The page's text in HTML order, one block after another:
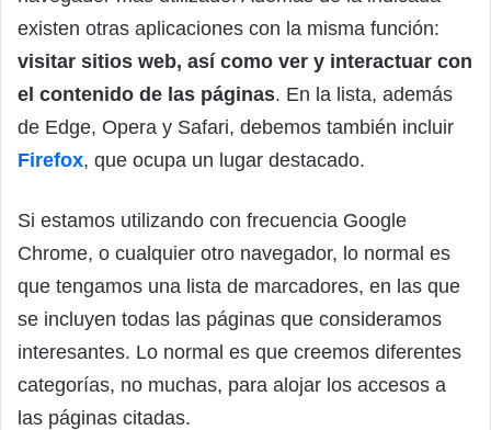
existen otras aplicaciones con la misma función:
visitar sitios web, así como ver y interactuar con
el contenido de las páginas. En la lista, además
de Edge, Opera y Safari, debemos también incluir
Firefox, que ocupa un lugar destacado.
Si estamos utilizando con frecuencia Google
Chrome, o cualquier otro navegador, lo normal es
que tengamos una lista de marcadores, en las que
se incluyen todas las páginas que consideramos
interesantes. Lo normal es que creemos diferentes
categorías, no muchas, para alojar los accesos a
las páginas citadas.